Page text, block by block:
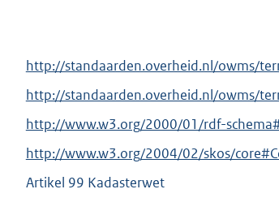
http://standaarden.overheid.nl/owms/
http://standaarden.overheid.nl/owms/
E
x
e
http://www.w3.org/2000/01/rdf-
E
x
http://www.w3.org/2004/02/skos/
Artikel 99 Kadasterwet